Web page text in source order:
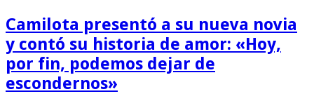
Camilota presentó a su nueva novia
y contó su historia de amor: «Hoy,
por fin, podemos dejar de
escondernos»